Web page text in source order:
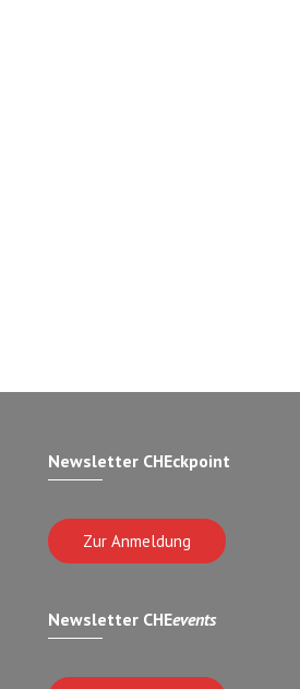
Newsletter CHEckpoint
Zur Anmeldung
Newsletter CHEevents